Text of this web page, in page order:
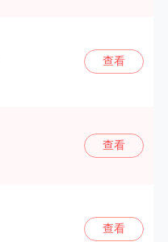
查看
查看
查看